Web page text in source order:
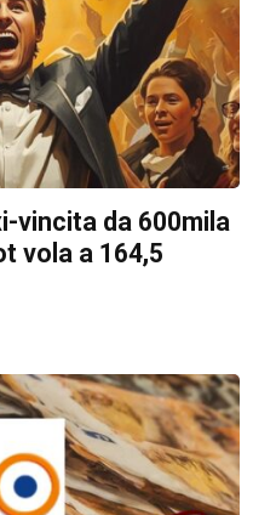
vincita da 600mila
vola a 164,5